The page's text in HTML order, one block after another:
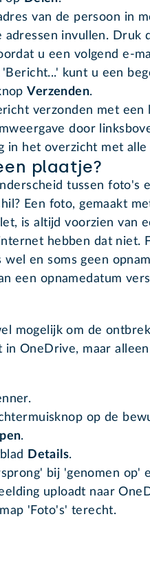
van de persoon in
adressen invullen. Druk
u een volgend e-
'Bericht...' kunt u een
Verzenden.
verzonden met
door
in het overzicht met
plaatje?
tussen foto's
Een foto, gemaakt
is altijd voorzien van
hebben dat niet.
wel en soms geen
een opnamedatum
mogelijk om de
in OneDrive, maar
op de
.
Details.
bij 'genomen op'
uploadt naar
'Foto's' terecht.